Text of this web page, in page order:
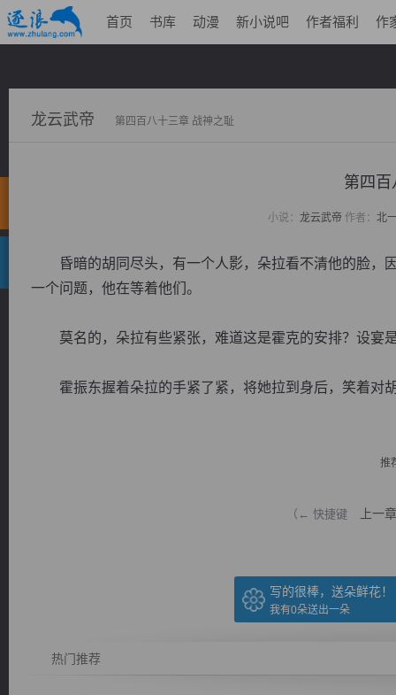
首页 书库 动漫 新小说吧 作者福利 作
龙云武帝 第四百八十三章 战神之耻
第四百
小说： 龙云武帝 作者： 北
昏暗的胡同尽头，有一个人影，朵拉看不清他的脸，
一个问题，他在等着他们。
莫名的，朵拉有些紧张，难道这是霍克的安排？设宴
霍振东握着朵拉的手紧了紧，将她拉到身后，笑着对
推
（← 快捷键 上一章
写的很棒，送朵鲜花！
我有0朵送出一朵
热门推荐